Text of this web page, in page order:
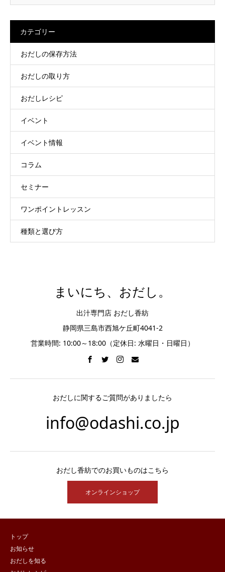
カテゴリー
おだしの保存方法
おだしの取り方
おだしレシピ
イベント
イベント情報
コラム
セミナー
ワンポイントレッスン
種類と選び方
まいにち、おだし。
出汁専門店 おだし香紡
静岡県三島市西旭ケ丘町4041-2
営業時間: 10:00～18:00（定休日: 水曜日・日曜日）
おだしに関するご質問がありましたら
info@odashi.co.jp
おだし香紡でのお買いものはこちら
オンラインショップ
トップ
お知らせ
おだしを知る